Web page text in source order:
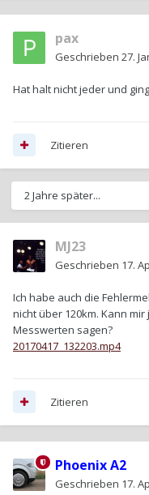
pax
Geschrieben 27.
Hat halt nicht jeder und
Zitieren
2 Jahre später...
MJ23
Geschrieben 17.
Ich habe auch die
nicht über 120km. Kann
Messwerten sagen?
20170417_132203.mp4
Zitieren
Phoenix A2
Geschrieben 17.